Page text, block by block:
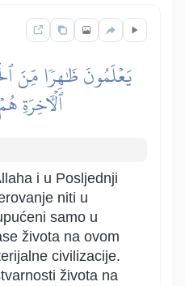
يَعۡلَمُونَ ظَٰهِرٗا مِّنَ
ٱلۡأٓخِرَةِ
i u Posljednji
niti u
samo u
života na ovom
civilizacije.
života na